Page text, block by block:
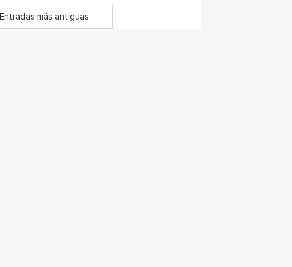
Entradas más antiguas